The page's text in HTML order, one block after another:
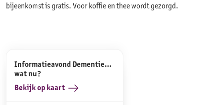
bijeenkomst is gratis. Voor koffie en thee wordt gezorgd.
Informatieavond Dementie…
wat nu?
Bekijk op kaart